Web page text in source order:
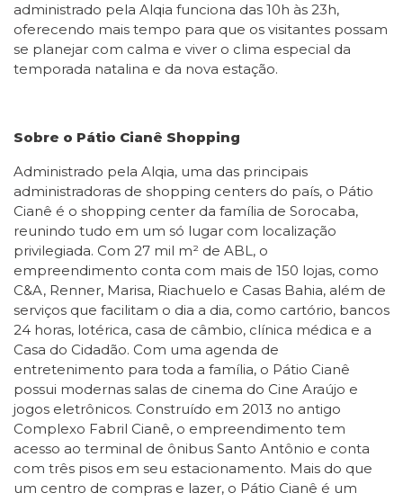
administrado pela Alqia funciona das 10h às 23h,
oferecendo mais tempo para que os visitantes possam
se planejar com calma e viver o clima especial da
temporada natalina e da nova estação.
Sobre o Pátio Cianê Shopping
Administrado pela Alqia, uma das principais
administradoras de shopping centers do país, o Pátio
Cianê é o shopping center da família de Sorocaba,
reunindo tudo em um só lugar com localização
privilegiada. Com 27 mil m² de ABL, o
empreendimento conta com mais de 150 lojas, como
C&A, Renner, Marisa, Riachuelo e Casas Bahia, além de
serviços que facilitam o dia a dia, como cartório, bancos
24 horas, lotérica, casa de câmbio, clínica médica e a
Casa do Cidadão. Com uma agenda de
entretenimento para toda a família, o Pátio Cianê
possui modernas salas de cinema do Cine Araújo e
jogos eletrônicos. Construído em 2013 no antigo
Complexo Fabril Cianê, o empreendimento tem
acesso ao terminal de ônibus Santo Antônio e conta
com três pisos em seu estacionamento. Mais do que
um centro de compras e lazer, o Pátio Cianê é um